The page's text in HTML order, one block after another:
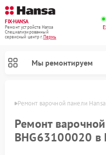
FIX-HANSA
Ремонт устройств Hansa
Специализированный
cервисный центр г.Пермь
Мы ремонтируем
Ремонт варочной панели
Ремонт
BHG63100020 в